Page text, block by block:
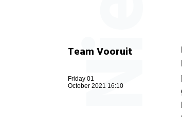
Team Vooruit
Friday 01
October 2021 16:10